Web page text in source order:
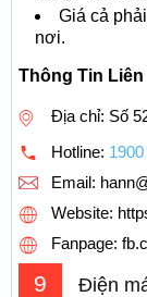
Giá cả
nơi.
Thông Tin Liên
Địa chỉ: Số
Hotline:
Email:
Website:
Fanpage:
9 Điện